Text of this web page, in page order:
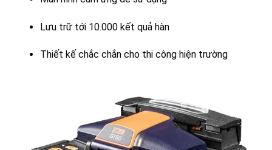
Lưu trữ tới 10.000 kết quả hàn
Thiết kế chắc chắn cho thi công hiện trường